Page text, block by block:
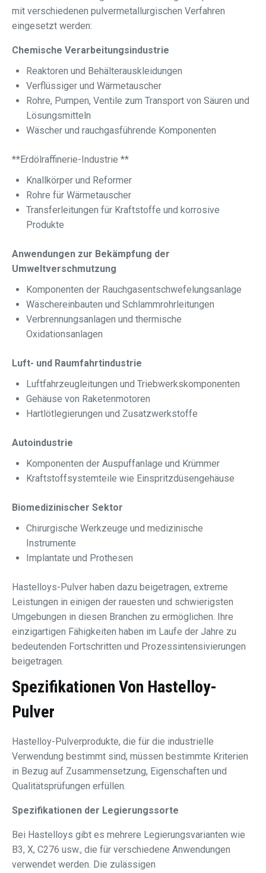
mit verschiedenen pulvermetallurgischen Verfahren
eingesetzt werden:
Chemische Verarbeitungsindustrie
Reaktoren und Behälterauskleidungen
Verflüssiger und Wärmetauscher
Rohre, Pumpen, Ventile zum Transport von Säuren und
Lösungsmitteln
Wäscher und rauchgasführende Komponenten
**Erdölraffinerie-Industrie **
Knallkörper und Reformer
Rohre für Wärmetauscher
Transferleitungen für Kraftstoffe und korrosive
Produkte
Anwendungen zur Bekämpfung der
Umweltverschmutzung
Komponenten der Rauchgasentschwefelungsanlage
Wäschereinbauten und Schlammrohrleitungen
Verbrennungsanlagen und thermische
Oxidationsanlagen
Luft- und Raumfahrtindustrie
Luftfahrzeugleitungen und Triebwerkskomponenten
Gehäuse von Raketenmotoren
Hartlötlegierungen und Zusatzwerkstoffe
Autoindustrie
Komponenten der Auspuffanlage und Krümmer
Kraftstoffsystemteile wie Einspritzdüsengehäuse
Biomedizinischer Sektor
Chirurgische Werkzeuge und medizinische
Instrumente
Implantate und Prothesen
Hastelloys-Pulver haben dazu beigetragen, extreme
Leistungen in einigen der rauesten und schwierigsten
Umgebungen in diesen Branchen zu ermöglichen. Ihre
einzigartigen Fähigkeiten haben im Laufe der Jahre zu
bedeutenden Fortschritten und Prozessintensivierungen
beigetragen.
Spezifikationen Von Hastelloy-
Pulver
Hastelloy-Pulverprodukte, die für die industrielle
Verwendung bestimmt sind, müssen bestimmte Kriterien
in Bezug auf Zusammensetzung, Eigenschaften und
Qualitätsprüfungen erfüllen.
Spezifikationen der Legierungssorte
Bei Hastelloys gibt es mehrere Legierungsvarianten wie
B3, X, C276 usw., die für verschiedene Anwendungen
verwendet werden. Die zulässigen